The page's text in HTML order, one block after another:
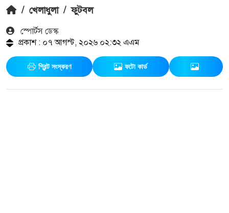
/ খেলাধুলা / ফুটবল
স্পোর্টস ডেস্ক
প্রকাশ : ০৭ আগস্ট, ২০২৬ ০২:৩২ এএম
প্রিন্ট সংস্করণ ফটো কার্ড